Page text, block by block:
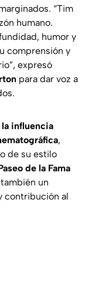
“Tim
humano.
humor y
comprensión y
, expresó
para dar voz a
influencia
,
de su estilo
de la Fama
un
contribución al